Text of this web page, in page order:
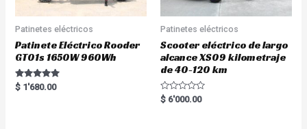
Patinetes eléctricos
Patinete Eléctrico Rooder
GT01s 1650W 960Wh
Rated
5.00
$ 1'680.00
Patinetes eléctricos
Scooter eléctrico de largo
alcance XS09 kilometraje
de 40-120 km
R
a
$ 6'000.00